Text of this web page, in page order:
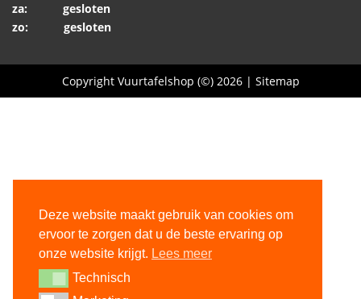
za: gesloten
zo: gesloten
Copyright Vuurtafelshop (©) 2026 | Sitemap
Deze website maakt gebruik van cookies om
ervoor te zorgen dat u de beste ervaring op
onze website krijgt. Lees meer
TechnischTechnisch